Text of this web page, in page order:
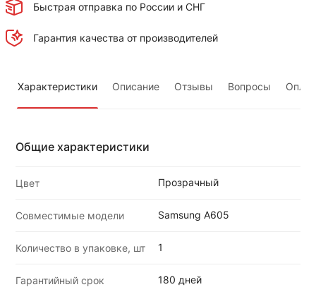
Быстрая отправка по России и СНГ
Гарантия качества от производителей
Характеристики Описание Отзывы Вопросы
Общие характеристики
Цвет Прозрачный
Совместимые модели Samsung A605
Количество в упаковке, шт 1
Гарантийный срок 180 дней